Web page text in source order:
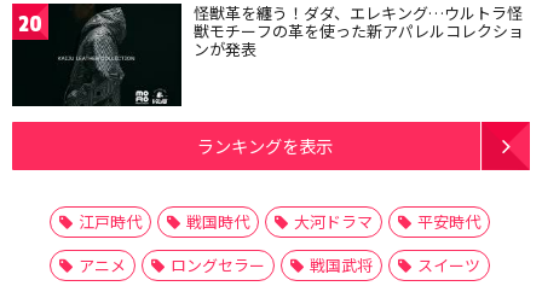
20 怪獣革を纏う！ダダ、エレキング…ウルトラ怪
獣モチーフの革を使った新アパレルコレクショ
ンが発表
ランキングを表示
江戸時代 戦国時代 大河ドラマ
平安時代
アニメ
ロングセラー 戦国武将
スイーツ